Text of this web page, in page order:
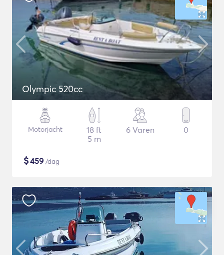
Olympic 520cc
Motorjacht
18 ft
5 m
6 Varen 0
$459 /dag